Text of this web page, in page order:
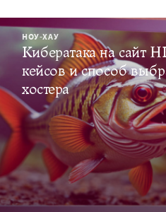
НОУ-ХАУ
Кибератака на сайт
кейсов и способ
хостера